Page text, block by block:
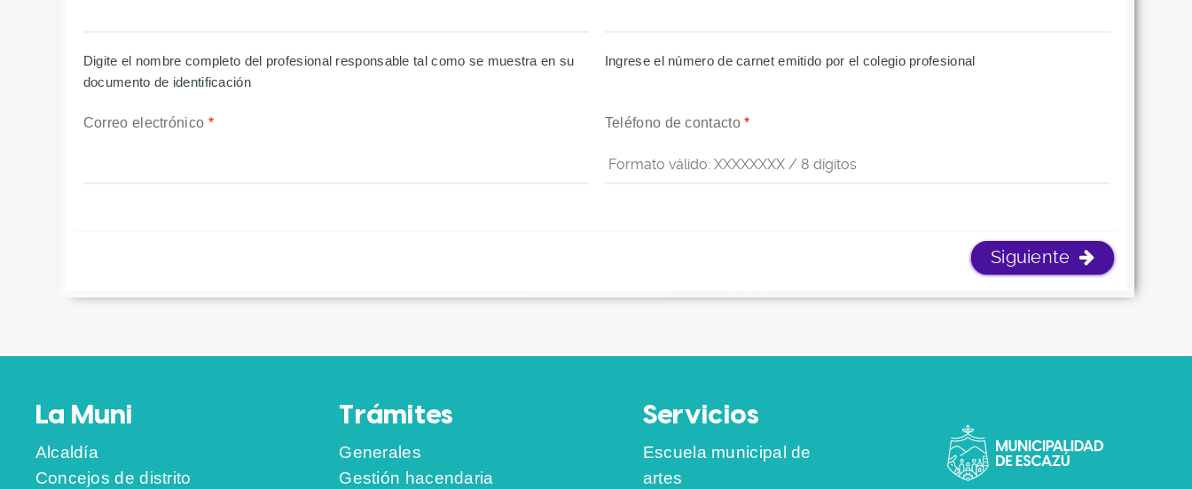
Digite el nombre completo del profesional responsable tal como se muestra en su
documento de identificación
Ingrese el número de carnet emitido por el colegio profesional
Correo electrónico * Teléfono de contacto*
Siguiente
La Muni
Alcaldía
Concejos de distrito
Trámites
Generales
Gestión hacendaria
Servicios
Escuela municipal de
artes